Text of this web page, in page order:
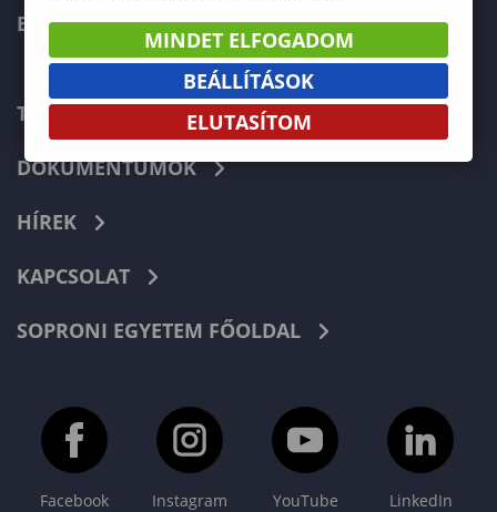
ERASMUS+
TELEFONKÖNYV
DOKUMENTUMOK
HÍREK
KAPCSOLAT
SOPRONI EGYETEM FŐOLDAL
Facebook Instagram YouTube LinkedIn
MINDET ELFOGADOM
BEÁLLÍTÁSOK
ELUTASÍTOM